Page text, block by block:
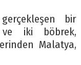
bir
ve iki böbrek,
Malatya,